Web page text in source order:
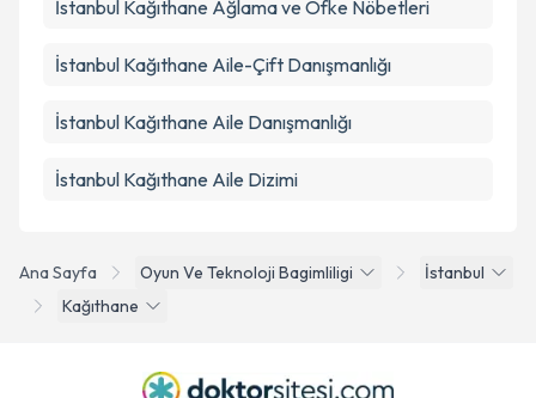
Ana Sayfa Oyun Ve Teknoloji Bagimliligi
İstanbul
Kağıthane
İstanbul Kağıthane Ağlama ve Öfke Nöbetleri
İstanbul Kağıthane Aile-Çift Danışmanlığı
İstanbul Kağıthane Aile Danışmanlığı
İstanbul Kağıthane Aile Dizimi